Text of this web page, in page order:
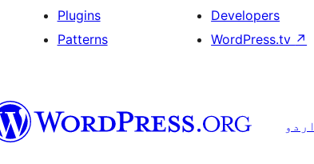
Plugins
Patterns
Developers
WordPress.tv ↗
اردو